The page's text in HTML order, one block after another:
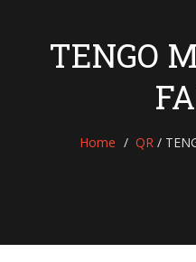
TENGO
Home QR /